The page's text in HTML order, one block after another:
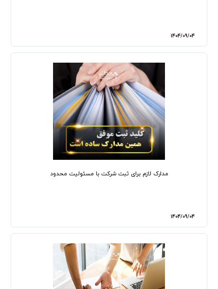
1404/09/04
مدارک لازم برای ثبت شرکت با مسئولیت محدود
1404/09/04